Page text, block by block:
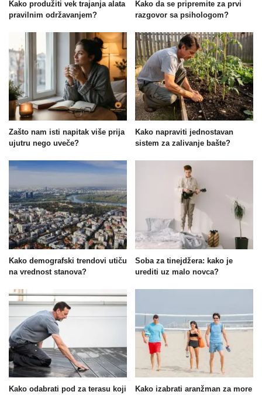
Kako produžiti vek trajanja alata
pravilnim održavanjem?
Kako da se pripremite za prvi
razgovor sa psihologom?
Zašto nam isti napitak više prija
ujutru nego uveče?
Kako napraviti jednostavan
sistem za zalivanje bašte?
Kako demografski trendovi utiču
na vrednost stanova?
Soba za tinejdžera: kako je
urediti uz malo novca?
Kako odabrati pod za terasu koji Kako izabrati aranžman za more